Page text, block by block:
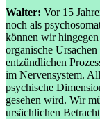
Walter: Vor 15
noch als
können wir
organische
entzündlichen
im Nervensystem.
psychische
gesehen wird. Wir
ursächlichen